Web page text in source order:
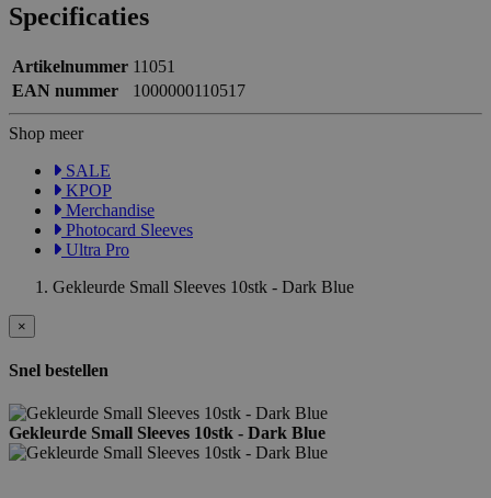
Specificaties
Artikelnummer 11051
EAN nummer
1000000110517
Shop meer
SALE
KPOP
Merchandise
Photocard Sleeves
Ultra Pro
Gekleurde Small Sleeves 10stk - Dark Blue
×
Snel bestellen
Gekleurde Small Sleeves 10stk - Dark Blue